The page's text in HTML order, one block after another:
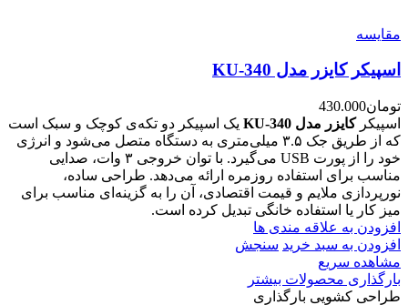
مقایسه
اسپیکر کایزر مدل KU-340
تومان430.000
اسپیکرکایزر مدل KU-340
یک اسپیکر دو تکه‌ی کوچک و سبک است
که از طریق جک ۳.۵ میلی‌متری به دستگاه متصل می‌شود و انرژی
خود را از پورت USB می‌گیرد. با توان خروجی ۳ وات، صدایی
مناسب برای استفاده روزمره ارائه می‌دهد. طراحی ساده،
نورپردازی ملایم و قیمت اقتصادی، آن را به گزینه‌ای مناسب برای
میز کار یا استفاده خانگی تبدیل کرده است.
افزودن به علاقه مندی ها
افزودن به سبد خرید سنجش
مشاهده سریع
بارگذاری محصولات بیشتر
طراحی کشویی بارگذاری